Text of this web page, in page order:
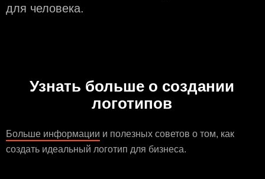
для человека.
Узнать больше о создании
логотипов
Больше информации и полезных советов о том, как
создать идеальный логотип для бизнеса.